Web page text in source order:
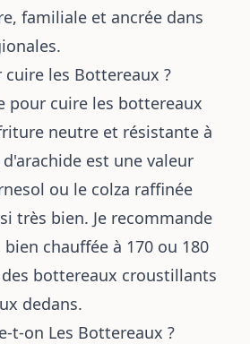
familiale et ancrée dans
les Bottereaux ?
pour cuire les bottereaux
neutre et résistante à
est une valeur
ou le colza raffinée
très bien. Je recommande
chauffée à 170 ou 180
bottereaux croustillants
dedans.
t-on Les Bottereaux ?